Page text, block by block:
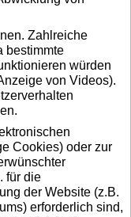
Zahlreiche
bestimmte
würden
von Videos).
Cookies) oder zur
für die
der Website (z.B.
erforderlich sind,